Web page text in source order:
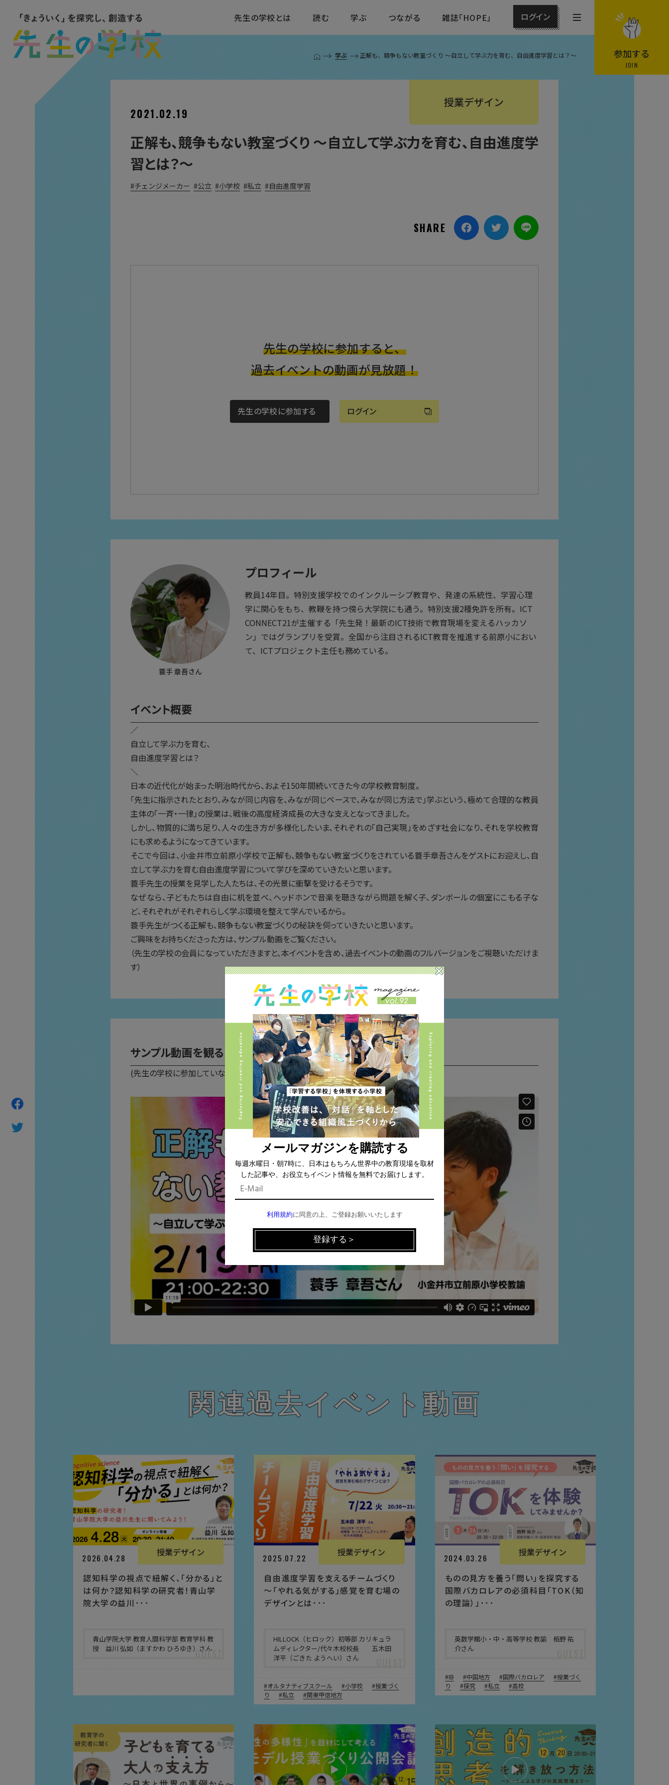
先生の学校とは 読む 学ぶ つながる 雑誌「HOPE」 ログイン
メ
ニ
ュ
参加する
JOIN
T
学ぶ 正解も、競争もない教室づくり 〜自立して学ぶ力を育む、自由進度学習とは？〜
2021.02.19
授業デザイン
正解も、競争もない教室づくり 〜自立して学ぶ力を育む、自由進度学
習とは？〜
チェンジメーカー 公立 小学校 私立 自由進度学習
SHARE
先生の学校に参加すると、
過去イベントの動画が見放題！
先生の学校に参加する ログイン
蓑手 章吾さん
プロフィール
教員14年目。特別支援学校でのインクルーシブ教育や、発達の系統性、学習心理
学に関心をもち、教鞭を持つ傍ら大学院にも通う。特別支援2種免許を所有。ICT
CONNECT21が主催する「先生発！最新のICT技術で教育現場を変えるハッカソ
ン」ではグランプリを受賞。全国から注目されるICT教育を推進する前原小におい
て、ICTプロジェクト主任も務めている。
イベント概要
／
自立して学ぶ力を育む、
自由進度学習とは？
＼
日本の近代化が始まった明治時代から、およそ150年間続いてきた今の学校教育制度。
「先生に指示されたとおり、みなが同じ内容を、みなが同じペースで、みなが同じ方法で」学ぶという、極めて合理的な教員
主体の「一斉・一律」の授業は、戦後の高度経済成長の大きな支えとなってきました。
しかし、物質的に満ち足り、人々の生き方が多様化したいま、それぞれの「自己実現」をめざす社会になり、それを学校教育
にも求めるようになってきています。
そこで今回は、小金井市立前原小学校で正解も、競争もない教室づくりをされている蓑手章吾さんをゲストにお迎えし、自
立して学ぶ力を育む自由進度学習について学びを深めていきたいと思います。
蓑手先生の授業を見学した人たちは、その光景に衝撃を受けるそうです。
なぜなら、子どもたちは自由に机を並べ、ヘッドホンで音楽を聴きながら問題を解く子、ダンボールの個室にこもる子な
ど、それぞれがそれぞれらしく学ぶ環境を整えて学んでいるから。
蓑手先生がつくる正解も、競争もない教室づくりの秘訣を伺っていきたいと思います。
ご興味をお持ちくださった方は、サンプル動画をご覧ください。
（先生の学校の会員になっていただきますと、本イベントを含め、過去イベントの動画のフルバージョンをご視聴いただけま
す）
サンプル動画を観る
(先生の学校に参加していなくても視聴できます)
関連過去イベント動画
2026.04.28
授業デザイン
認知科学の視点で紐解く、「分かる」と
は何か？認知科学の研究者！青山学
院大学の益川･･･
青山学院大学 教育人間科学部 教育学科 教
授 益川 弘如（ますかわ ひろゆき）さん
2025.07.22
授業デザイン
自由進度学習を支えるチームづくり
〜「やれる気がする」感覚を育む場の
デザインとは･･･
HILLOCK（ヒロック）初等部 カリキュラ
ムディレクター/代々木校校長 五木田
洋平（ごきた ようへい）さん
オルタナティブスクール 小学校
授業づく
り
私立 関東甲信地方
2024.03.26
授業デザイン
ものの見方を養う「問い」を探究する
国際バカロレアの必須科目「TOK（知
の理論）」･･･
英数学館小・中・高等学校 教諭 栢野 祐
介さん
IB 中国地方 国際バカロレア
授業づく
り
探究 私立 高校
メールマガジンを購読する
毎週水曜日・朝7時に、日本はもちろん世界中の教育現場を取材
した記事や、お役立ちイベント情報を無料でお届けします。
利用規約に同意の上、ご登録お願いいたします